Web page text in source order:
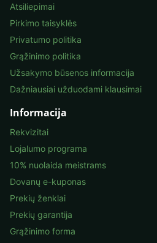
Atsiliepimai
Pirkimo taisyklės
Privatumo politika
Grąžinimo politika
Užsakymo būsenos informacija
Dažniausiai užduodami klausimai
Informacija
Rekvizitai
Lojalumo programa
10% nuolaida meistrams
Dovanų e-kuponas
Prekių ženklai
Prekių garantija
Grąžinimo forma